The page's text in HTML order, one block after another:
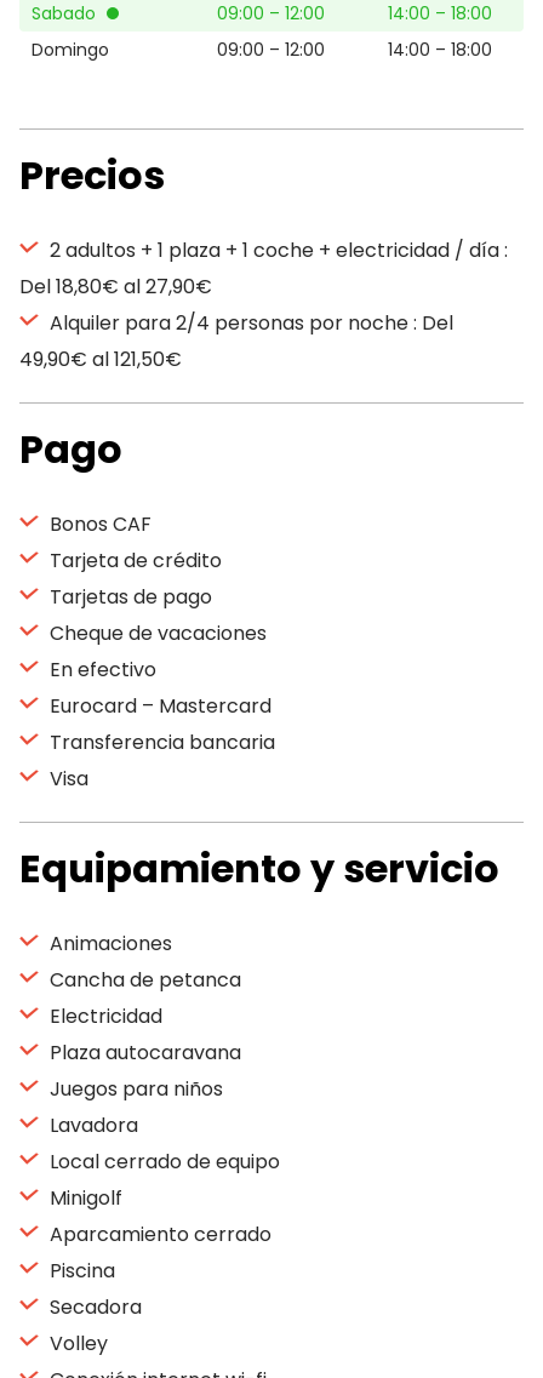
Sabado
09:00 – 12:00
14:00 – 18:00
Domingo
09:00 – 12:00 14:00 – 18:00
Precios
2 adultos + 1 plaza + 1 coche + electricidad / día :
Del 18,80€ al 27,90€
Alquiler para 2/4 personas por noche : Del
49,90€ al 121,50€
Pago
Bonos CAF
Tarjeta de crédito
Tarjetas de pago
Cheque de vacaciones
En efectivo
Eurocard – Mastercard
Transferencia bancaria
Visa
Equipamiento y servicio
Animaciones
Cancha de petanca
Electricidad
Plaza autocaravana
Juegos para niños
Lavadora
Local cerrado de equipo
Minigolf
Aparcamiento cerrado
Piscina
Secadora
Volley